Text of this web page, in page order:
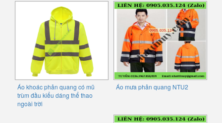
Áo khoác phản quang có mũ
trùm đầu kiểu dáng thể thao
ngoài trời
Áo mưa phản quang NTU2